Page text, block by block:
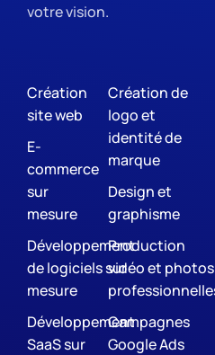
votre vision.
Création
site web
E-
commerce
sur
mesure
Développement
de logiciels sur
mesure
Développement
SaaS sur
Création de
logo et
identité de
marque
Design et
graphisme
Production
vidéo et photos
Campagnes
Google Ads